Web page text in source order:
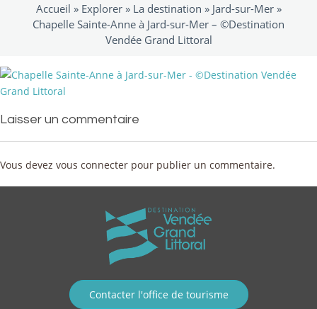
Accueil » Explorer» La destination » Jard-sur-Mer»
Chapelle Sainte-Anne à Jard-sur-Mer – ©Destination
Vendée Grand Littoral
Laisser un commentaire
Vous devez vous connecter pour publier un commentaire.
Contacter l'office de tourisme